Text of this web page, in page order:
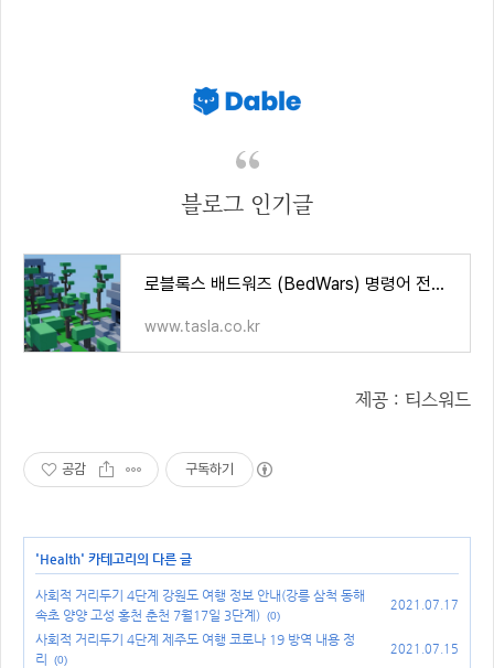
블로그 인기글
로블록스 배드워즈 (BedWars) 명령어 전체 모음
www.tasla.co.kr
제공 : 티스워드
공감 구독하기
'Health' 카테고리의 다른 글
사회적 거리두기 4단계 강원도 여행 정보 안내(강릉 삼척 동해
속초 양양 고성 홍천 춘천 7월17일 3단계) (0)
2021.07.17
사회적 거리두기 4단계 제주도 여행 코로나 19 방역 내용 정
리
(0)
2021.07.15